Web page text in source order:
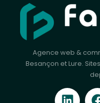
Agence web &
Besançon et Lure.